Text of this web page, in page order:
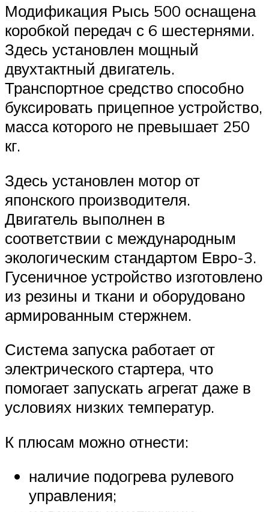
Модификация Рысь 500 оснащена
коробкой передач с 6 шестернями.
Здесь установлен мощный
двухтактный двигатель.
Транспортное средство способно
буксировать прицепное устройство,
масса которого не превышает 250
кг.
Здесь установлен мотор от
японского производителя.
Двигатель выполнен в
соответствии с международным
экологическим стандартом Евро-3.
Гусеничное устройство изготовлено
из резины и ткани и оборудовано
армированным стержнем.
Система запуска работает от
электрического стартера, что
помогает запускать агрегат даже в
условиях низких температур.
К плюсам можно отнести:
наличие подогрева рулевого
управления;